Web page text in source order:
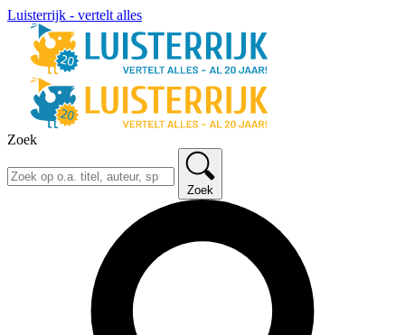
Luisterrijk - vertelt alles
Zoek
Zoek